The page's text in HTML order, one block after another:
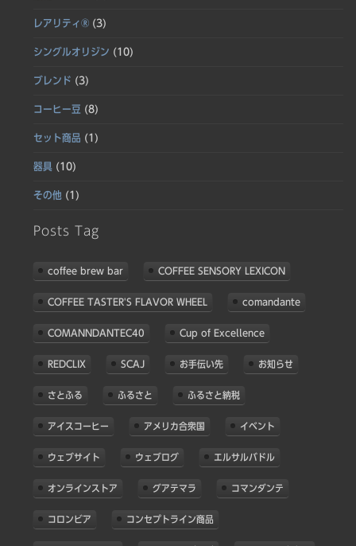
レアリティ® (3)
シングルオリジン (10)
ブレンド (3)
コーヒー豆 (8)
セット商品 (1)
器具 (10)
その他 (1)
Posts Tag
coffee brew bar COFFEE SENSORY LEXICON
COFFEE TASTER'S FLAVOR WHEEL comandante
COMANNDANTEC40 Cup of Excellence
REDCLIX SCAJ お手伝い先 お知らせ
さとふる ふるさと ふるさと納税
アイスコーヒー アメリカ合衆国 イベント
ウェブサイト ウェブログ エルサルバドル
オンラインストア グアテマラ コマンダンテ
コロンビア コンセプトライン商品